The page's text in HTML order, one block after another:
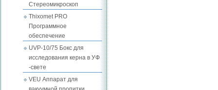
Стереомикроскоп
Thixomet PRO
Программное
обеспечение
UVP-10/75 Бокс для
исследования керна в УФ
-свете
VEU Аппарат для